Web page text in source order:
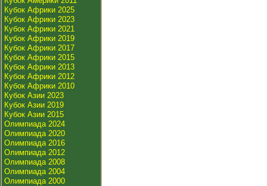
Кубок Африки 2025
Кубок Африки 2023
Кубок Африки 2021
Кубок Африки 2019
Кубок Африки 2017
Кубок Африки 2015
Кубок Африки 2013
Кубок Африки 2012
Кубок Африки 2010
Кубок Азии 2023
Кубок Азии 2019
Кубок Азии 2015
Олимпиада 2024
Олимпиада 2020
Олимпиада 2016
Олимпиада 2012
Олимпиада 2008
Олимпиада 2004
Олимпиада 2000